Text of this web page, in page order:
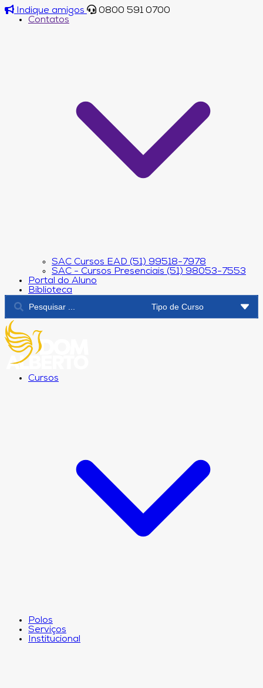
Indique amigos
0800 591 0700
Contatos
SAC Cursos EAD (51) 99518-7978
SAC - Cursos Presenciais (51) 98053-7553
Portal do Aluno
Biblioteca
Cursos
Polos
Serviços
Institucional